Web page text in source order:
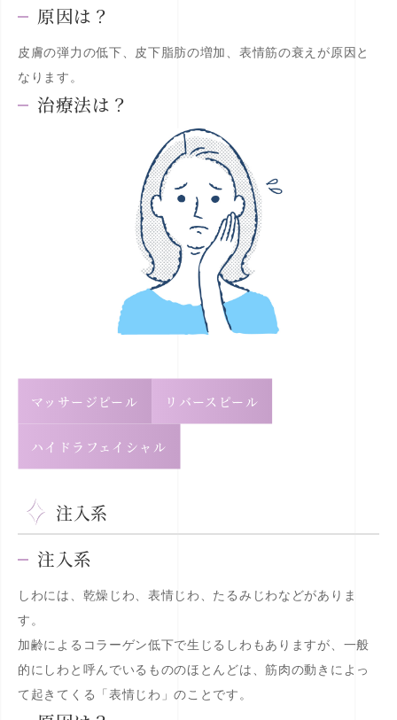
原因は？
皮膚の弾力の低下、皮下脂肪の増加、表情筋の衰えが原因と
なります。
治療法は？
マッサージピール リバースピール
ハイドラフェイシャル
注入系
注入系
しわには、乾燥じわ、表情じわ、たるみじわなどがありま
す。
加齢によるコラーゲン低下で生じるしわもありますが、一般
的にしわと呼んでいるもののほとんどは、筋肉の動きによっ
て起きてくる「表情じわ」のことです。